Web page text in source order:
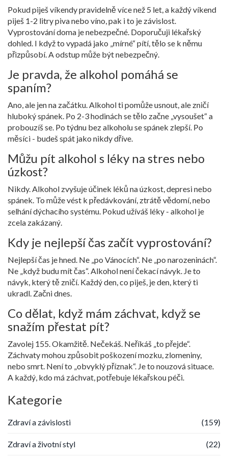
Pokud piješ víkendy pravidelně více než 5 let, a každý víkend
piješ 1-2 litry piva nebo víno, pak i to je závislost.
Vyprostování doma je nebezpečné. Doporučuji lékařský
dohled. I když to vypadá jako „mírné“ pítí, tělo se k němu
přizpůsobí. A odstup může být nebezpečný.
Je pravda, že alkohol pomáhá se
spaním?
Ano, ale jen na začátku. Alkohol ti pomůže usnout, ale zničí
hluboký spánek. Po 2-3 hodinách se tělo začne „vysoušet“ a
probouzíš se. Po týdnu bez alkoholu se spánek zlepší. Po
měsíci - budeš spát jako nikdy dříve.
Můžu pít alkohol s léky na stres nebo
úzkost?
Nikdy. Alkohol zvyšuje účinek léků na úzkost, depresi nebo
spánek. To může vést k předávkování, ztrátě vědomí, nebo
selhání dýchacího systému. Pokud užíváš léky - alkohol je
zcela zakázaný.
Kdy je nejlepší čas začít vyprostování?
Nejlepší čas je hned. Ne „po Vánocích“. Ne „po narozeninách“.
Ne „když budu mít čas“. Alkohol není čekací návyk. Je to
návyk, který tě zničí. Každý den, co piješ, je den, který ti
ukradl. Začni dnes.
Co dělat, když mám záchvat, když se
snažím přestat pít?
Zavolej 155. Okamžitě. Nečekáš. Neříkáš „to přejde“.
Záchvaty mohou způsobit poškození mozku, zlomeniny,
nebo smrt. Není to „obvyklý příznak“. Je to nouzová situace.
A každý, kdo má záchvat, potřebuje lékařskou péči.
Kategorie
Zdraví a závislosti (159)
Zdraví a životní styl (22)